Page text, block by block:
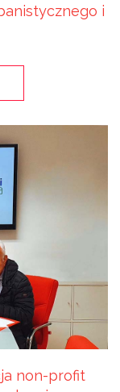
i
non-profit